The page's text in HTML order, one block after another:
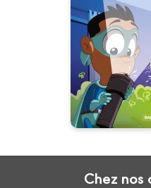
26/02/2025
Ils ont un
Chez nos